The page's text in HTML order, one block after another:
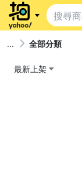
全部分類
最新上架